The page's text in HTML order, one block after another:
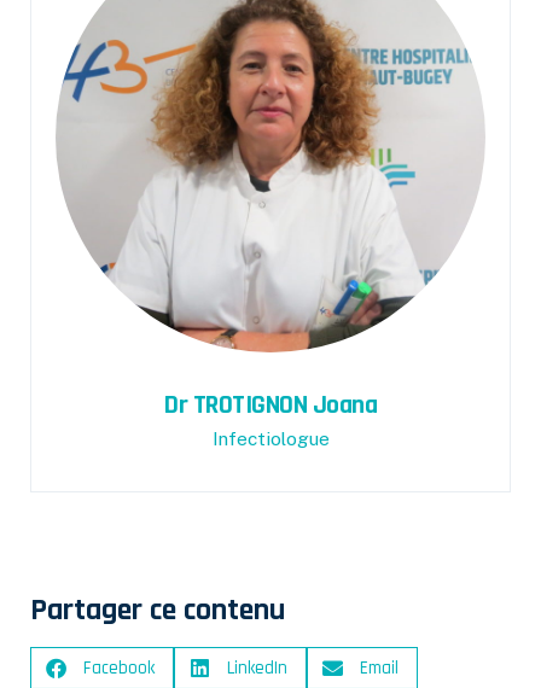
Dr TROTIGNON Joana
Infectiologue
Partager ce contenu
Facebook LinkedIn Email